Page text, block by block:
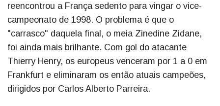
reencontrou a França sedento para vingar o vice-
campeonato de 1998. O problema é que o
"carrasco" daquela final, o meia Zinedine Zidane,
foi ainda mais brilhante. Com gol do atacante
Thierry Henry, os europeus venceram por 1 a 0 em
Frankfurt e eliminaram os então atuais campeões,
dirigidos por Carlos Alberto Parreira.